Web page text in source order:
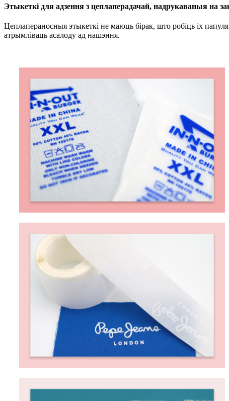
Этыкеткі для адзення з цеплаперадачай, надрукаваныя на
Цеплапераносныя этыкеткі не маюць бірак, што робіць іх
атрымліваць асалоду ад нашэння.